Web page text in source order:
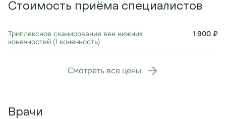
Стоимость приёма специалистов
Триплексное сканирование вен нижних
конечностей (1 конечность)
1 900 ₽
Смотреть все цены
Врачи